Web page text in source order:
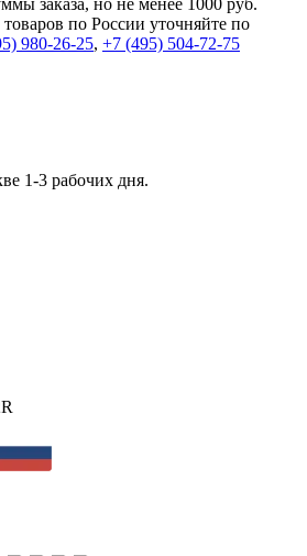
заказа, но не менее 1000 руб.
по России уточняйте по
980-26-25, +7 (495) 504-72-75
1-3 рабочих дня.